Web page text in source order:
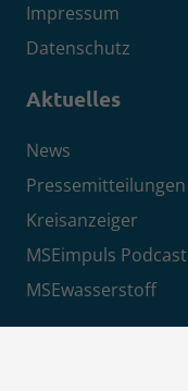
Impressum
Datenschutz
Aktuelles
News
Pressemitteilungen
Kreisanzeiger
MSEimpuls Podcast
MSEwasserstoff